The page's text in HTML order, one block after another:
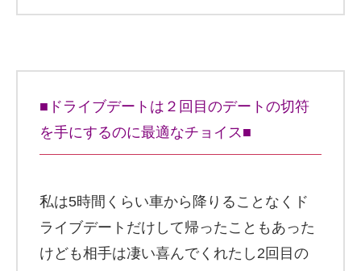
■ドライブデートは２回目のデートの切符
を手にするのに最適なチョイス■
私は5時間くらい車から降りることなくド
ライブデートだけして帰ったこともあった
けども相手は凄い喜んでくれたし2回目の